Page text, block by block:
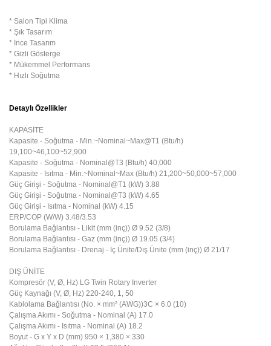
* Salon Tipi Klima
* Şık Tasarım
* İnce Tasarım
* Gizli Gösterge
* Mükemmel Performans
* Hızlı Soğutma
Detaylı Özellikler
KAPASİTE
Kapasite - Soğutma - Min.~Nominal~Max@T1 (Btu/h)
19,100~46,100~52,900
Kapasite - Soğutma - Nominal@T3 (Btu/h) 40,000
Kapasite - Isıtma - Min.~Nominal~Max (Btu/h) 21,200~50,000~57,000
Güç Girişi - Soğutma - Nominal@T1 (kW) 3.88
Güç Girişi - Soğutma - Nominal@T3 (kW) 4.65
Güç Girişi - Isıtma - Nominal (kW) 4.15
ERP/COP (W/W) 3.48/3.53
Borulama Bağlantısı - Likit (mm (inç)) Ø 9.52 (3/8)
Borulama Bağlantısı - Gaz (mm (inç)) Ø 19.05 (3/4)
Borulama Bağlantısı - Drenaj - İç Ünite/Dış Ünite (mm (inç)) Ø 21/17
DIŞ ÜNİTE
Kompresör (V, Ø, Hz) LG Twin Rotary Inverter
Güç Kaynağı (V, Ø, Hz) 220-240, 1, 50
Kablolama Bağlantısı (No. × mm² (AWG))3C × 6.0 (10)
Çalışma Akımı - Soğutma - Nominal (A) 17.0
Çalışma Akımı - Isıtma - Nominal (A) 18.2
Boyut - G x Y x D (mm) 950 × 1,380 × 330